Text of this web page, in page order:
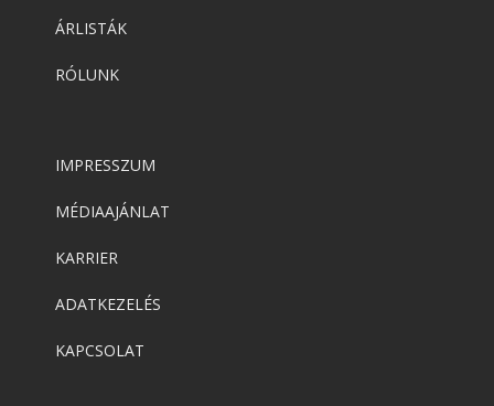
ÁRLISTÁK
RÓLUNK
IMPRESSZUM
MÉDIAAJÁNLAT
KARRIER
ADATKEZELÉS
KAPCSOLAT